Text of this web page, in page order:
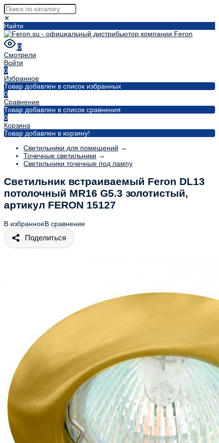
✕
Найти
0
Смотрели
Войти
0
Избранное
Товар добавлен в список избранных
0
Сравнение
Товар добавлен в список сравнения
0
Корзина
Товар добавлен в корзину!
Светильники для помещений →
Точечные светильники →
Светильники точечные под лампу
Светильник встраиваемый Feron DL13
потолочный MR16 G5.3 золотистый,
артикул FERON 15127
В избранноеВ сравнение
Поделиться